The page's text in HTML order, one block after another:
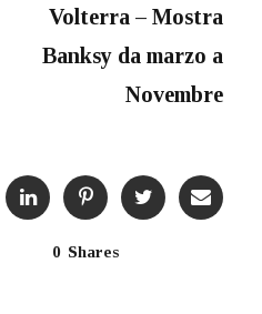
Volterra – Mostra
Banksy da marzo a
Novembre
0 Shares